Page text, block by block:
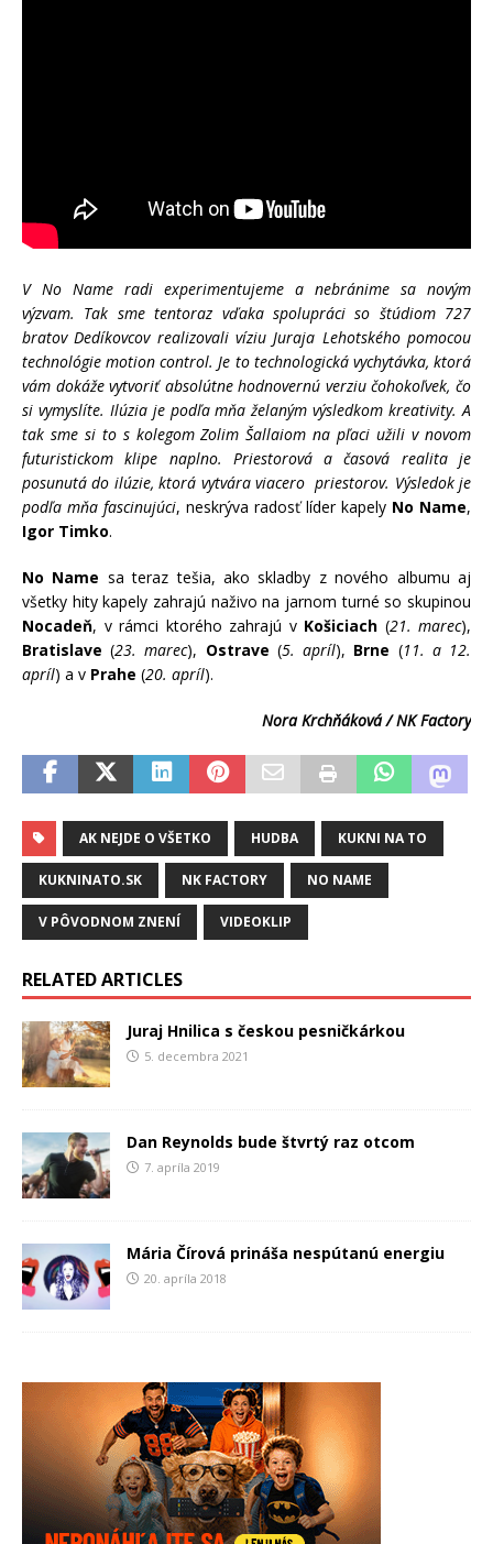
V No Name radi experimentujeme a nebránime sa novým
výzvam. Tak sme tentoraz vďaka spolupráci so štúdiom 727
bratov Dedíkovcov realizovali víziu Juraja Lehotského pomocou
technológie motion control. Je to technologická vychytávka, ktorá
vám dokáže vytvoriť absolútne hodnovernú verziu čohokoľvek, čo
si vymyslíte. Ilúzia je podľa mňa želaným výsledkom kreativity. A
tak sme si to s kolegom Zolim Šallaiom na pľaci užili v novom
futuristickom klipe naplno. Priestorová a časová realita je
posunutá do ilúzie, ktorá vytvára viacero priestorov. Výsledok je
podľa mňa fascinujúci, neskrýva radosť líder kapely No Name,
Igor Timko.
No Name sa teraz tešia, ako skladby z nového albumu aj
všetky hity kapely zahrajú naživo na jarnom turné so skupinou
Nocadeň, v rámci ktorého zahrajú v Košiciach (21. marec),
Bratislave (23. marec), Ostrave (5. apríl), Brne (11. a 12.
apríl) a v Prahe (20. apríl).
Nora Krchňáková / NK Factory
AK NEJDE O VŠETKO HUDBA KUKNI NA TO
KUKNINATO.SK NK FACTORY NO NAME
V PÔVODNOM ZNENÍ VIDEOKLIP
RELATED ARTICLES
Juraj Hnilica s českou pesničkárkou
5. decembra 2021
Dan Reynolds bude štvrtý raz otcom
7. apríla 2019
Mária Čírová prináša nespútanú energiu
20. apríla 2018